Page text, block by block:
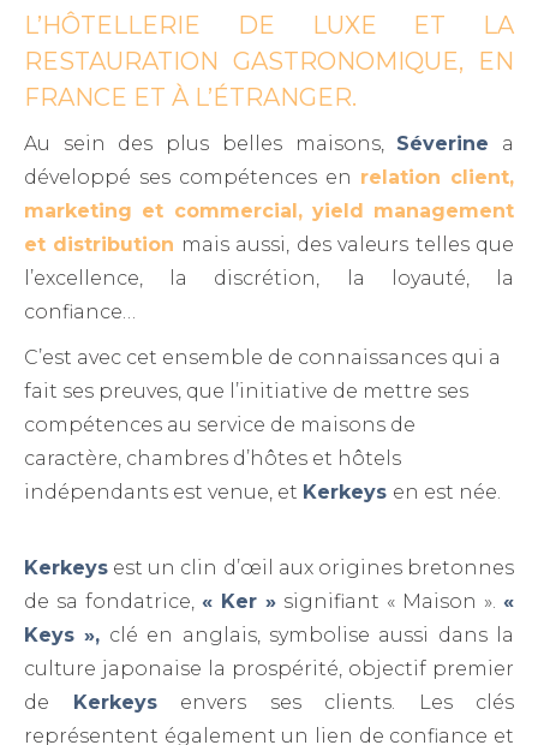
L’HÔTELLERIE DE LUXE ET LA
RESTAURATION GASTRONOMIQUE, EN
FRANCE ET À L’ÉTRANGER.
Au sein des plus belles maisons, Séverine a
développé ses compétences en relation client,
marketing et commercial, yield management
et distribution mais aussi, des valeurs telles que
l’excellence, la discrétion, la loyauté, la
confiance…
C’est avec cet ensemble de connaissances qui a
fait ses preuves, que l’initiative de mettre ses
compétences au service de maisons de
caractère, chambres d’hôtes et hôtels
indépendants est venue, et Kerkeys en est née.
Kerkeys est un clin d’œil aux origines bretonnes
de sa fondatrice, « Ker » signifiant « Maison ». «
Keys », clé en anglais, symbolise aussi dans la
culture japonaise la prospérité, objectif premier
de Kerkeysenvers ses clients. Les clés
représentent également un lien de confiance et